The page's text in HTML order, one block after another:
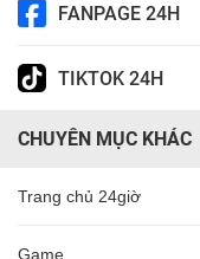
FANPAGE 24H
TIKTOK 24H
CHUYÊN MỤC KHÁC
Trang chủ 24giờ
Game